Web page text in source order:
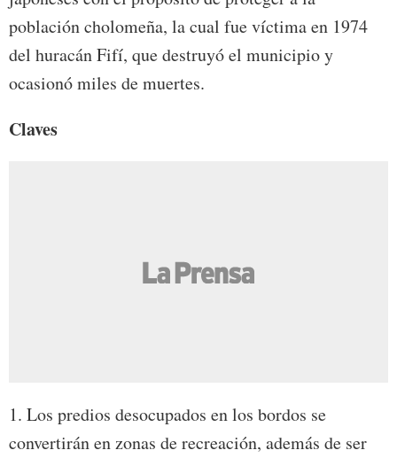
población cholomeña, la cual fue víctima en 1974
del huracán Fifí, que destruyó el municipio y
ocasionó miles de muertes.
Claves
1. Los predios desocupados en los bordos se
convertirán en zonas de recreación, además de ser